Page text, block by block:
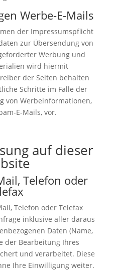
Werbe-E-Mails
der Impressumspflicht
zur Übersendung von
Werbung und
wird hiermit
der Seiten behalten
Schritte im Falle der
von Werbeinformationen,
E-Mails, vor.
auf dieser
Telefon oder
Telefon oder Telefax
inklusive aller daraus
Daten (Name,
der Bearbeitung Ihres
und verarbeitet. Diese
Ihre Einwilligung weiter.